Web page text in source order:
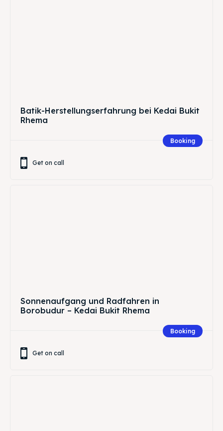
Batik-Herstellungserfahrung bei Kedai Bukit
Rhema
Booking
Get on call
Sonnenaufgang und Radfahren in
Borobudur – Kedai Bukit Rhema
Booking
Get on call